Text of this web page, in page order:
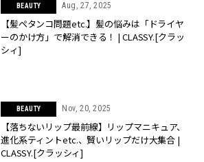
BEAUTY Aug, 27, 2025
【髪ペタンコ問題etc.】髪の悩みは「ドライヤ
ーのかけ方」で解消できる！ | CLASSY.[クラッ
シィ]
BEAUTY Nov, 20, 2025
【落ちないリップ最前線】リップマニキュア、
進化系ティントetc.、賢いリップだけ大集合 |
CLASSY.[クラッシィ]